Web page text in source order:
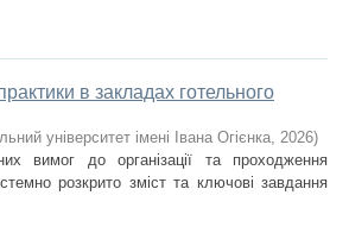
в закладах готельного
університет імені Івана Огієнка, 2026)
вимог до організації та проходження
розкрито зміст та ключові завдання